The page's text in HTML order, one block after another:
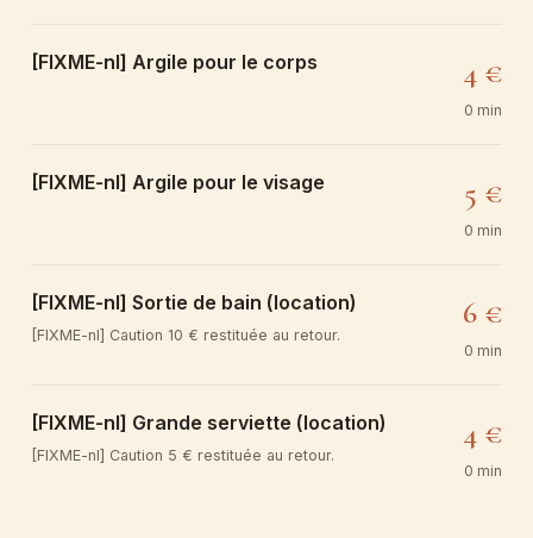
[FIXME-nl] Argile pour le corps 4 €
0 min
[FIXME-nl] Argile pour le visage 5 €
0 min
[FIXME-nl] Sortie de bain (location)
[FIXME-nl] Caution 10 € restituée au retour.
6 €
0 min
[FIXME-nl] Grande serviette (location)
[FIXME-nl] Caution 5 € restituée au retour.
4 €
0 min